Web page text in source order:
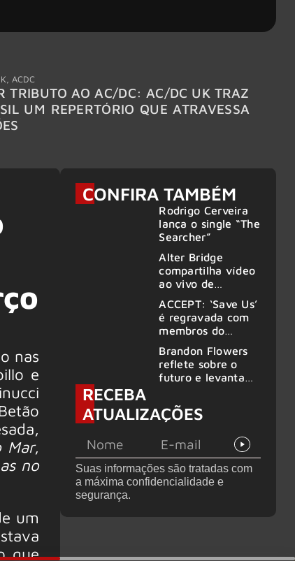
ACDC
TRIBUTO AO AC/DC: AC/DC UK TRAZ
UM REPERTÓRIO QUE ATRAVESSA
nas
e
Mar,
no
um
que
CONFIRA TAMBÉM
Rodrigo Cerveira
lança o single “The
Searcher”
Alter Bridge
compartilha vídeo
ao vivo de
no Rock am Ring
2026
ACCEPT: ‘Save Us’
é regravada com
membros do
GHOST e KORN
Brandon Flowers
reflete sobre o
futuro e levanta
deixar os palcos
RECEBA
ATUALIZAÇÕES
Suas informações são tratadas com
a máxima confidencialidade e
segurança.